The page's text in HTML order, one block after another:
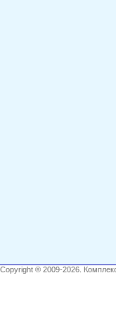
Copyright ® 2009-2026.